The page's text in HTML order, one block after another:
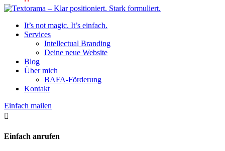
It’s not magic. It’s einfach.
Services
Intellectual Branding
Deine neue Website
Blog
Über mich
BAFA-Förderung
Kontakt
Einfach mailen

Einfach anrufen